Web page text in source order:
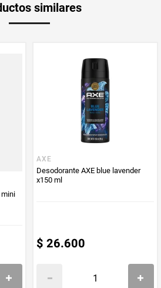
similares
mini
AXE
Desodorante AXE blue lavender
x150 ml
$ 26.600